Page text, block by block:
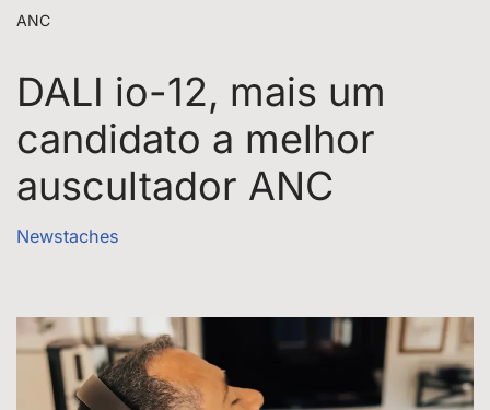
ANC
DALI io-12, mais um
candidato a melhor
auscultador ANC
Newstaches